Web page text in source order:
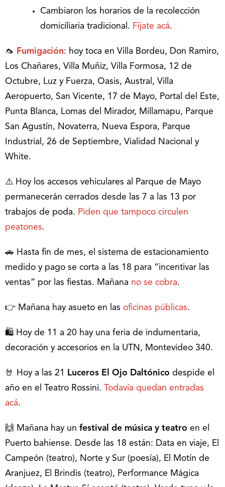
Cambiaron los horarios de la recolección
domiciliaria tradicional. Fijate acá.
🦟 Fumigación: hoy toca en Villa Bordeu, Don Ramiro,
Los Chañares, Villa Muñiz, Villa Formosa, 12 de
Octubre, Luz y Fuerza, Oasis, Austral, Villa
Aeropuerto, San Vicente, 17 de Mayo, Portal del Este,
Punta Blanca, Lomas del Mirador, Millamapu, Parque
San Agustín, Novaterra, Nueva Espora, Parque
Industrial, 26 de Septiembre, Vialidad Nacional y
White.
⚠️ Hoy los accesos vehiculares al Parque de Mayo
permanecerán cerrados desde las 7 a las 13 por
trabajos de poda. Piden que tampoco circulen
peatones.
🚗 Hasta fin de mes, el sistema de estacionamiento
medido y pago se corta a las 18 para “incentivar las
ventas” por las fiestas. Mañana no se cobra.
👉 Mañana hay asueto en las oficinas públicas.
🛍️ Hoy de 11 a 20 hay una feria de indumentaria,
decoración y accesorios en la UTN, Montevideo 340.
🤘 Hoy a las 21 Luceros El Ojo Daltónico despide el
año en el Teatro Rossini.
Todavía quedan entradas
acá.
🙌 Mañana hay un festival de música y teatro en el
Puerto bahiense. Desde las 18 están: Data en viaje, El
Campeón (teatro), Norte y Sur (poesía), El Motín de
Aranjuez, El Brindis (teatro), Performance Mágica